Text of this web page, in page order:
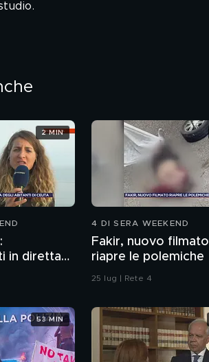
in diretta
2 MIN
4 DI SERA WEEKEND
Fakir, nuovo filmato
riapre le polemiche
25 lug | Rete 4
53 MIN